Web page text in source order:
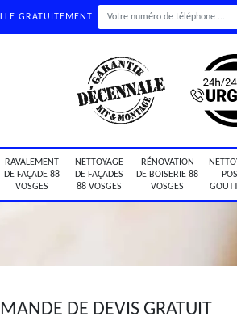
GRATUITEMENT
RAVALEMENT
DE FAÇADE 88
VOSGES
NETTOYAGE
DE FAÇADES
88 VOSGES
RÉNOVATION
DE BOISERIE 88
VOSGES
DE DEVIS GRATUIT